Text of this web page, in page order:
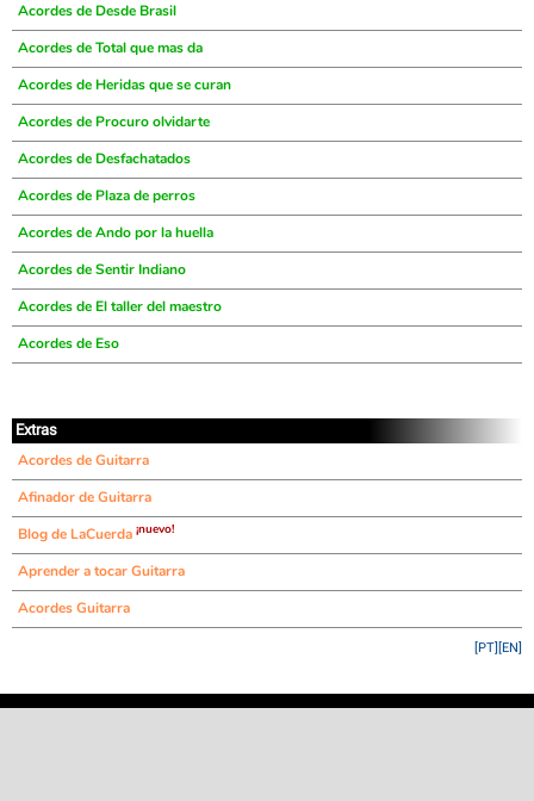
Acordes de Desde Brasil
Acordes de Total que mas da
Acordes de Heridas que se curan
Acordes de Procuro olvidarte
Acordes de Desfachatados
Acordes de Plaza de perros
Acordes de Ando por la huella
Acordes de Sentir Indiano
Acordes de El taller del maestro
Acordes de Eso
Extras
Acordes de Guitarra
Afinador de Guitarra
Blog de LaCuerda ¡nuevo!
Aprender a tocar Guitarra
Acordes Guitarra
[EN]
[PT]